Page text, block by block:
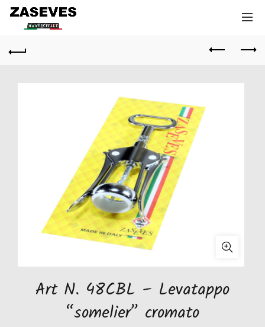
Art N. 48CBL – Levatappo
“somelier” cromato